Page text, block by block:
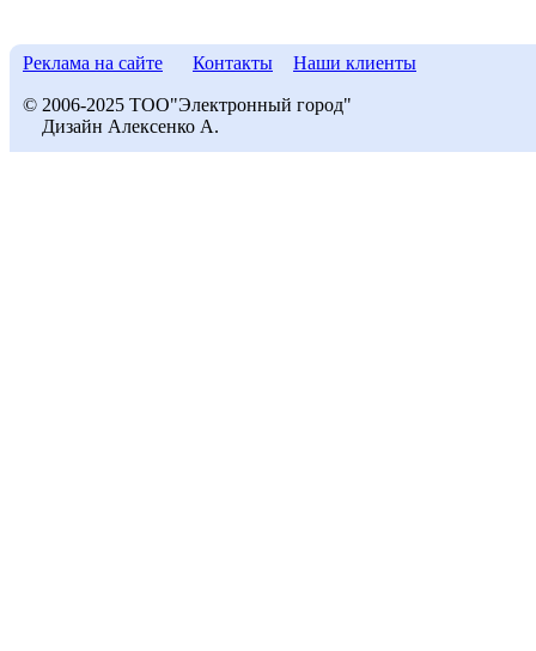
Реклама на сайте Контакты Наши клиенты
© 2006-2025 ТОО"Электронный город"
Дизайн Алексенко А.